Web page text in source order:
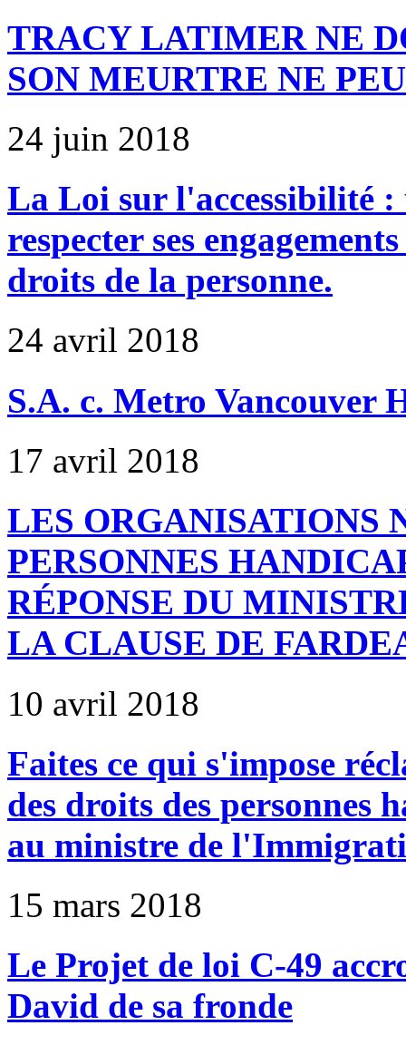
TRACY LATIMER NE
SON MEURTRE NE
24 juin 2018
La Loi sur l'accessibilité :
respecter ses
droits de la personne.
24 avril 2018
S.A. c. Metro Vancouver
17 avril 2018
LES ORGANISATIONS
PERSONNES
RÉPONSE DU
LA CLAUSE DE
10 avril 2018
Faites ce qui s'impose
des droits des personnes
au ministre de
15 mars 2018
Le Projet de loi C-49
David de sa fronde